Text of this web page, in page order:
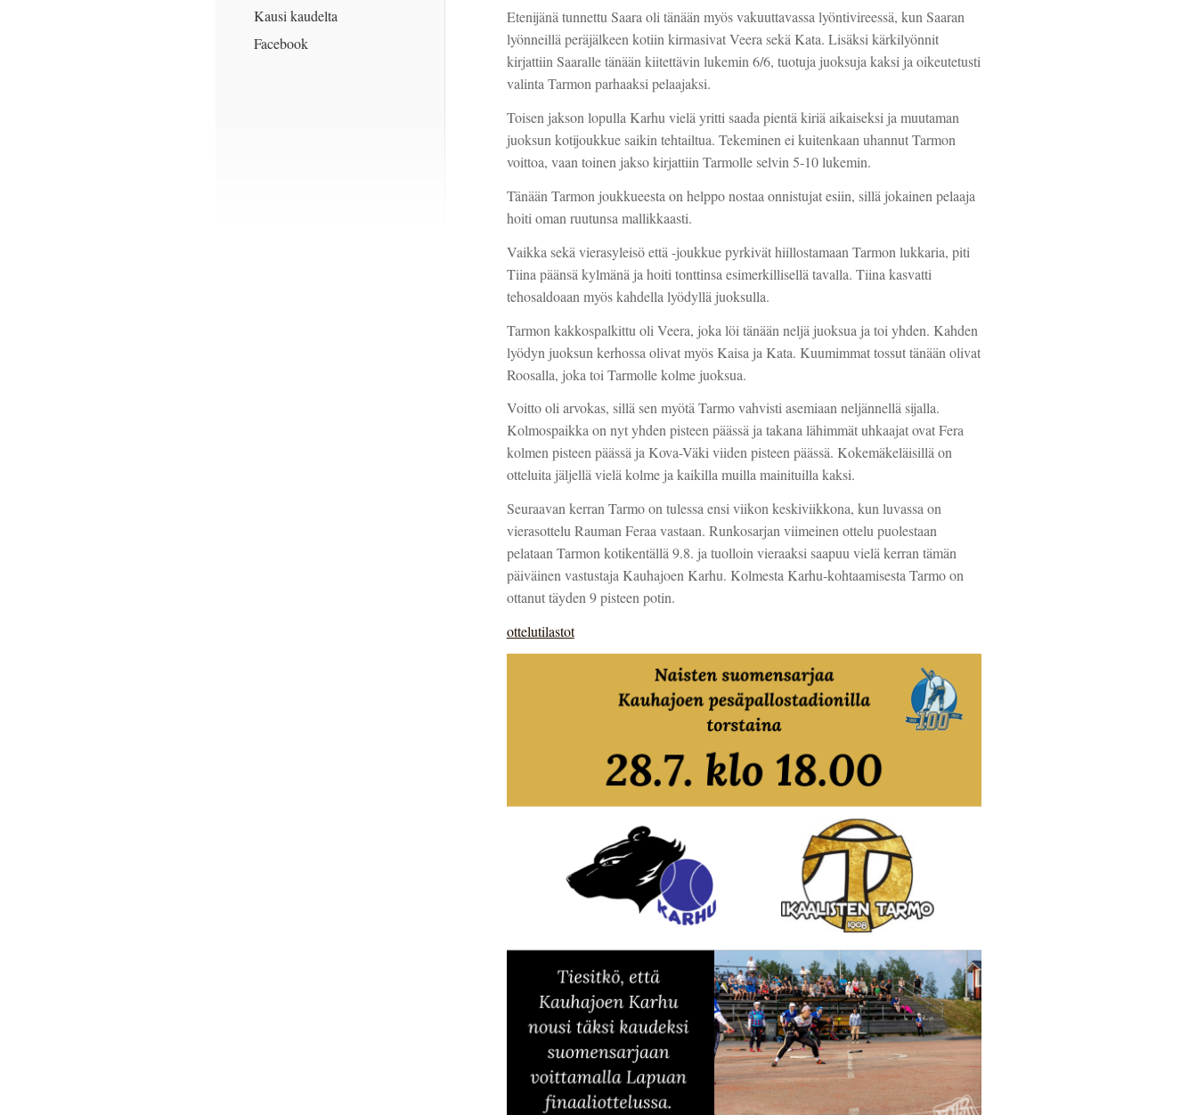
Kausi kaudelta
Facebook
Etenijänä tunnettu Saara oli tänään myös vakuuttavassa lyöntivireessä, kun Saaran
lyönneillä peräjälkeen kotiin kirmasivat Veera sekä Kata. Lisäksi kärkilyönnit
kirjattiin Saaralle tänään kiitettävin lukemin 6/6, tuotuja juoksuja kaksi ja oikeutetusti
valinta Tarmon parhaaksi pelaajaksi.
Toisen jakson lopulla Karhu vielä yritti saada pientä kiriä aikaiseksi ja muutaman
juoksun kotijoukkue saikin tehtailtua. Tekeminen ei kuitenkaan uhannut Tarmon
voittoa, vaan toinen jakso kirjattiin Tarmolle selvin 5-10 lukemin.
Tänään Tarmon joukkueesta on helppo nostaa onnistujat esiin, sillä jokainen pelaaja
hoiti oman ruutunsa mallikkaasti.
Vaikka sekä vierasyleisö että -joukkue pyrkivät hiillostamaan Tarmon lukkaria, piti
Tiina päänsä kylmänä ja hoiti tonttinsa esimerkillisellä tavalla. Tiina kasvatti
tehosaldoaan myös kahdella lyödyllä juoksulla.
Tarmon kakkospalkittu oli Veera, joka löi tänään neljä juoksua ja toi yhden. Kahden
lyödyn juoksun kerhossa olivat myös Kaisa ja Kata. Kuumimmat tossut tänään olivat
Roosalla, joka toi Tarmolle kolme juoksua.
Voitto oli arvokas, sillä sen myötä Tarmo vahvisti asemiaan neljännellä sijalla.
Kolmospaikka on nyt yhden pisteen päässä ja takana lähimmät uhkaajat ovat Fera
kolmen pisteen päässä ja Kova-Väki viiden pisteen päässä. Kokemäkeläisillä on
otteluita jäljellä vielä kolme ja kaikilla muilla mainituilla kaksi.
Seuraavan kerran Tarmo on tulessa ensi viikon keskiviikkona, kun luvassa on
vierasottelu Rauman Feraa vastaan. Runkosarjan viimeinen ottelu puolestaan
pelataan Tarmon kotikentällä 9.8. ja tuolloin vieraaksi saapuu vielä kerran tämän
päiväinen vastustaja Kauhajoen Karhu. Kolmesta Karhu-kohtaamisesta Tarmo on
ottanut täyden 9 pisteen potin.
ottelutilastot